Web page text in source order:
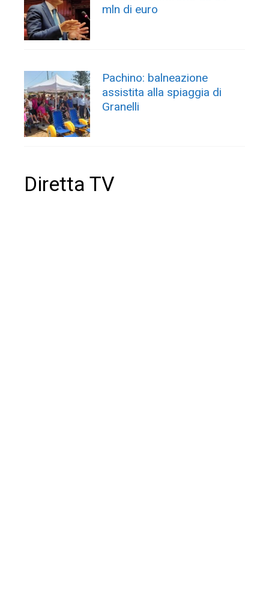
mln di euro
Pachino: balneazione
assistita alla spiaggia di
Granelli
Diretta TV